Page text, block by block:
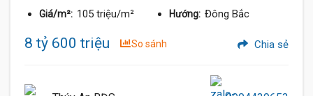
Giá/m²: 105 triệu/m² Hướng: Đông Bắc
8 tỷ 600 triệu So sánh Chia sẻ